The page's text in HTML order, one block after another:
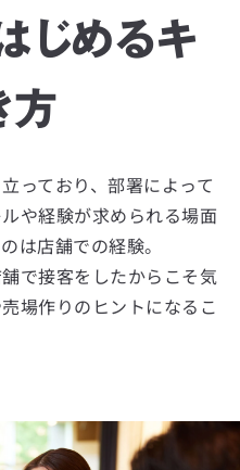
じめるキ
方
っており、部署によって
や経験が求められる場面
は店舗での経験。
で接客をしたからこそ気
場作りのヒントになるこ